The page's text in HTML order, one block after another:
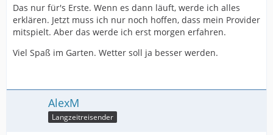
Das nur für's Erste. Wenn es dann läuft, werde ich alles
erklären. Jetzt muss ich nur noch hoffen, dass mein Provider
mitspielt. Aber das werde ich erst morgen erfahren.
Viel Spaß im Garten. Wetter soll ja besser werden.
AlexM
Langzeitreisender